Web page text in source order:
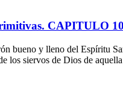
CAPITULO
bueno y lleno del Espíritu
los siervos de Dios de